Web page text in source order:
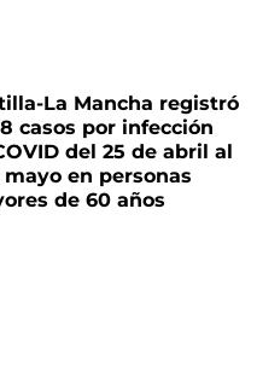
La Mancha registró
casos por infección
del 25 de abril al
mayo en personas
de 60 años